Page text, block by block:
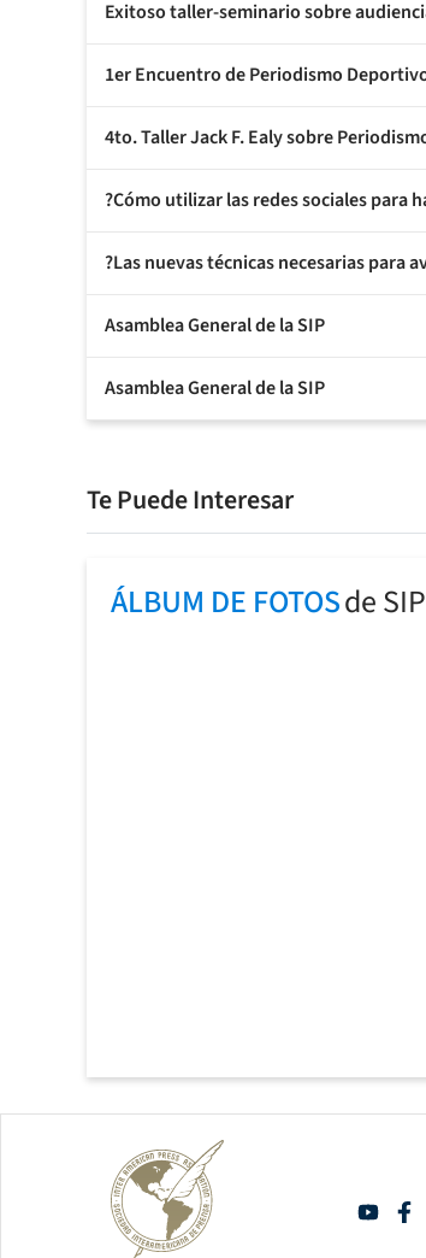
Exitoso taller-seminario sobre
1er Encuentro de Periodismo
4to. Taller Jack F. Ealy sobre
?Cómo utilizar las redes sociales para
?Las nuevas técnicas necesarias para
Asamblea General de la SIP
Asamblea General de la SIP
Te Puede Interesar
ÁLBUM DE FOTOSde